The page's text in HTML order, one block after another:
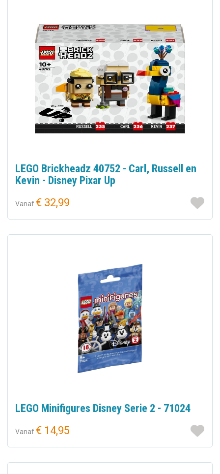
LEGO Brickheadz 40752 - Carl, Russell en
Kevin - Disney Pixar Up
Vanaf € 32,99
LEGO Minifigures Disney Serie 2 - 71024
Vanaf € 14,95